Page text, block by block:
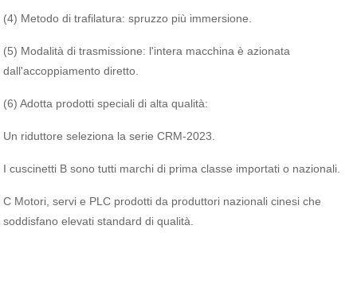
(4) Metodo di trafilatura: spruzzo più immersione.
(5) Modalità di trasmissione: l'intera macchina è azionata
dall'accoppiamento diretto.
(6) Adotta prodotti speciali di alta qualità:
Un riduttore seleziona la serie CRM-2023.
I cuscinetti B sono tutti marchi di prima classe importati o nazionali.
C Motori, servi e PLC prodotti da produttori nazionali cinesi che
soddisfano elevati standard di qualità.